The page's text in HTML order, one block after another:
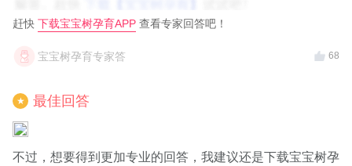
赶快 下载宝宝树孕育APP 查看专家回答吧！
宝宝树孕育专家答 68
★ 最佳回答
不过，想要得到更加专业的回答，我建议还是下载宝宝树孕